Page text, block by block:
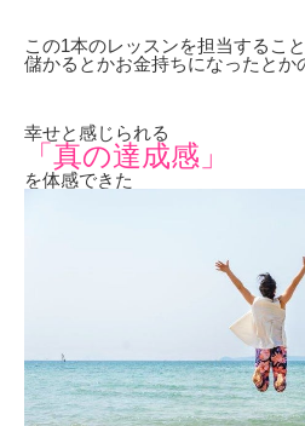
この1本のレッスンを担当するこ
儲かるとかお金持ちになったとか
幸せと感じられる
「真の達成感」
を体感できた